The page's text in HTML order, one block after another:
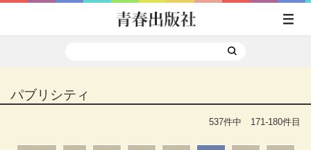
パブリシティ
537件中 171-180件目